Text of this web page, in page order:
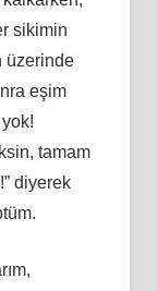
sikimin
üzerinde
eşim
tamam
diyerek